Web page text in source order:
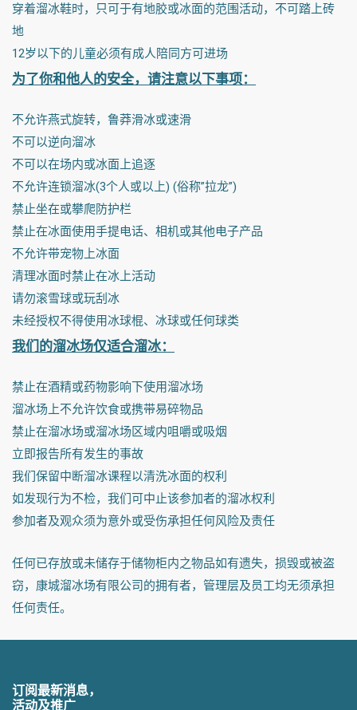
穿着溜冰鞋时，只可于有地胶或冰面的范围活动，不可踏上砖
地
12岁以下的儿童必须有成人陪同方可进场
为了你和他人的安全，请注意以下事项：
不允许燕式旋转，鲁莽滑冰或速滑
不可以逆向溜冰
不可以在场内或冰面上追逐
不允许连锁溜冰(3个人或以上) (俗称”拉龙”)
禁止坐在或攀爬防护栏
禁止在冰面使用手提电话、相机或其他电子产品
不允许带宠物上冰面
清理冰面时禁止在冰上活动
请勿滚雪球或玩刮冰
未经授权不得使用冰球棍、冰球或任何球类
我们的溜冰场仅适合溜冰：
禁止在酒精或药物影响下使用溜冰场
溜冰场上不允许饮食或携带易碎物品
禁止在溜冰场或溜冰场区域内咀嚼或吸烟
立即报告所有发生的事故
我们保留中断溜冰课程以清洗冰面的权利
如发现行为不检，我们可中止该参加者的溜冰权利
参加者及观众须为意外或受伤承担任何风险及责任
任何已存放或未储存于储物柜内之物品如有遗失，损毁或被盗
窃，康城溜冰场有限公司的拥有者，管理层及员工均无须承担
任何责任。
订阅最新消息，
活动及推广